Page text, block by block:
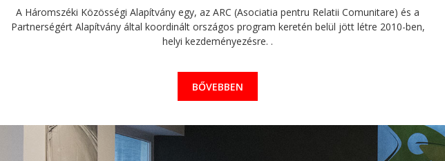
A Háromszéki Közösségi Alapítvány egy, az ARC (Asociatia pentru Relatii Comunitare) és a
Partnerségért Alapítvány által koordinált országos program keretén belül jött létre 2010-ben,
helyi kezdeményezésre. .
BŐVEBBEN